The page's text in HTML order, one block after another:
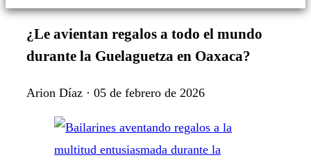
¿Le avientan regalos a todo el mundo
durante la Guelaguetza en Oaxaca?
Arion Díaz · 05 de febrero de 2026